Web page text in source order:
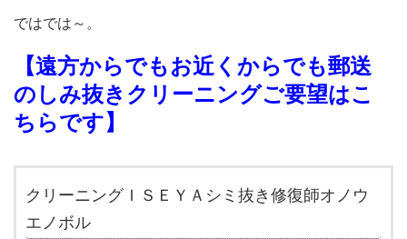
ではでは～。
【遠方からでもお近くからでも郵送
のしみ抜きクリーニングご要望はこ
ちらです】
クリーニングＩＳＥＹＡシミ抜き修復師オノウ
エノボル